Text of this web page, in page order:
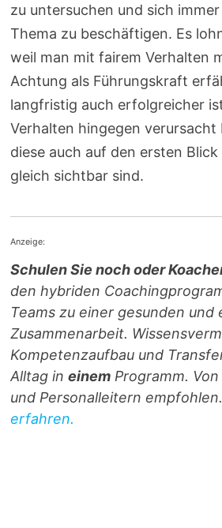
zu untersuchen und sich
Thema zu beschäftigen. Es
weil man mit fairem Verhalten
Achtung als Führungskraft
langfristig auch erfolgreicher
Verhalten hingegen verursacht
diese auch auf den ersten
gleich sichtbar sind.
Anzeige:
Schulen Sie noch oder
den hybriden
Teams zu einer gesunden
Zusammenarbeit.
Kompetenzaufbau und
Alltag ineinem Programm.
und Personalleitern
erfahren.